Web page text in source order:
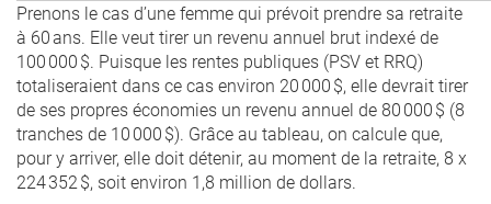
Prenons le cas d’une femme qui prévoit prendre sa retraite
à 60 ans. Elle veut tirer un revenu annuel brut indexé de
100 000 $. Puisque les rentes publiques (PSV et RRQ)
totaliseraient dans ce cas environ 20 000 $, elle devrait tirer
de ses propres économies un revenu annuel de 80 000 $ (8
tranches de 10 000 $). Grâce au tableau, on calcule que,
pour y arriver, elle doit détenir, au moment de la retraite, 8 x
224 352 $, soit environ 1,8 million de dollars.